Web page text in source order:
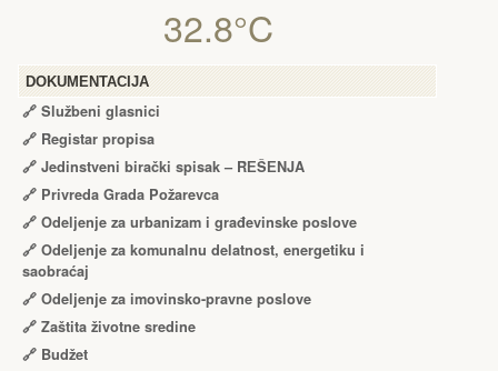
32.8°C
DOKUMENTACIJA
🔗 Službeni glasnici
🔗 Registar propisa
🔗 Jedinstveni birački spisak – RЕŠЕNJA
🔗 Privreda Grada Požarevca
🔗 Odeljenje za urbanizam i građevinske poslove
🔗 Odeljenje za komunalnu delatnost, energetiku i
saobraćaj
🔗 Odeljenje za imovinsko-pravne poslove
🔗 Zaštita životne sredine
🔗 Budžet